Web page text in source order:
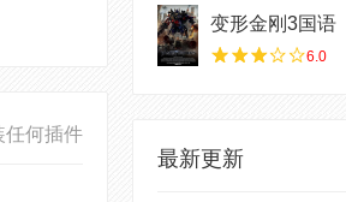
任何插件
变形金刚3国语
6.0
最新更新